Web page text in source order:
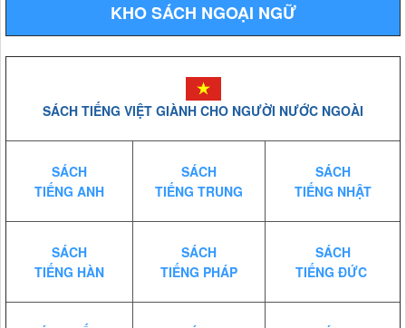
KHO SÁCH NGOẠI NGỮ
SÁCH TIẾNG VIỆT GIÀNH CHO NGƯỜI NƯỚC NGOÀI
SÁCH
TIẾNG ANH
SÁCH
TIẾNG TRUNG
SÁCH
TIẾNG NHẬT
SÁCH
TIẾNG HÀN
SÁCH
TIẾNG PHÁP
SÁCH
TIẾNG ĐỨC